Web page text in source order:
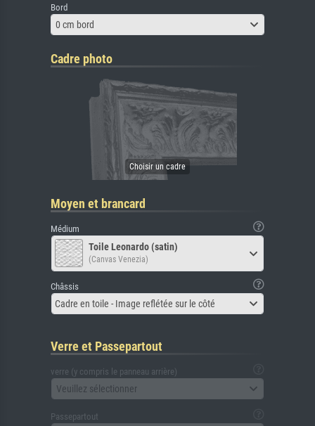
Bord
0 cm bord
Cadre photo
Moyen et brancard
Médium
Toile Leonardo (satin)
(Canvas Venezia)
Châssis
Cadre en toile - Image reflétée sur le côté
Verre et Passepartout
verre (y compris le panneau arrière)
Veuillez sélectionner
Passepartout